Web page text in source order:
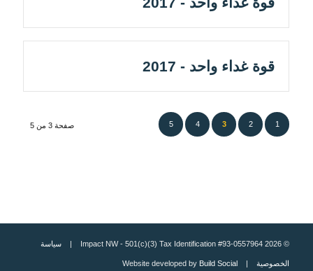
قوة غداء واحد - 2017
صفحة 3 من 5 1
2
3
4
5
© 2026 Impact NW - 501(c)(3) Tax Identification #93-0557964 | سياسة
الخصوصية| Website developed by
Build Social